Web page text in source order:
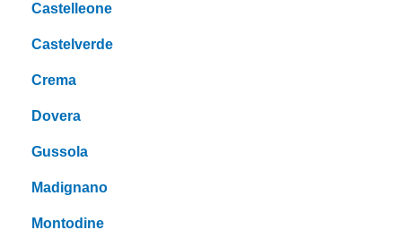
Castelleone
Castelverde
Crema
Dovera
Gussola
Madignano
Montodine